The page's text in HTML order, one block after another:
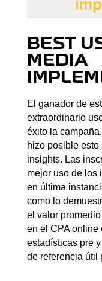
BEST
MEDIA
El ganador de
extraordinario
éxito la
hizo posible
insights. Las
mejor uso de los
en última
como lo
el valor
en el CPA online
estadísticas pre
de referencia útil